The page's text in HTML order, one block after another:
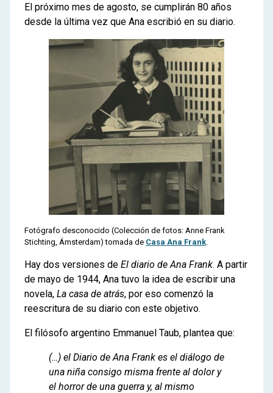
El próximo mes de agosto, se cumplirán 80 años
desde la última vez que Ana escribió en su diario.
Fotógrafo desconocido (Colección de fotos: Anne Frank
Stichting, Ámsterdam) tomada de Casa Ana Frank
Hay dos versiones de El diario de Ana Frank. A partir
de mayo de 1944, Ana tuvo la idea de escribir una
novela, La casa de atrás, por eso comenzó la
reescritura de su diario con este objetivo.
El filósofo argentino Emmanuel Taub, plantea que:
(…) el Diario de Ana Frank es el diálogo de
una niña consigo misma frente al dolor y
el horror de una guerra y, al mismo